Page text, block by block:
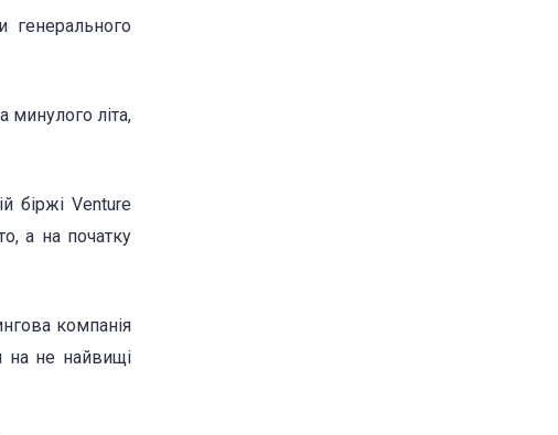
генерального
минулого літа,
біржі Venture
а на початку
компанія
на не найвищі